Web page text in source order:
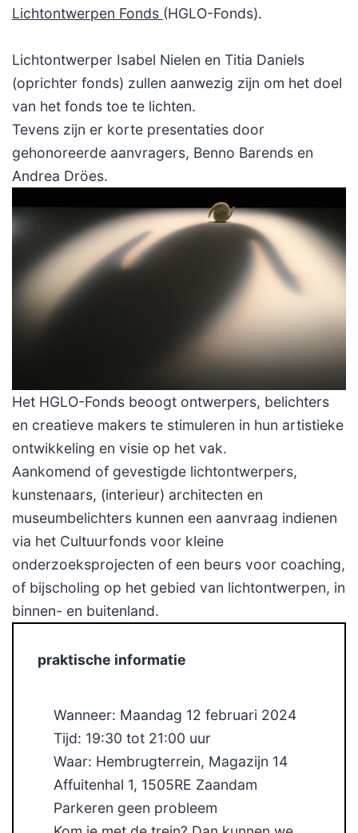
Lichtontwerpen Fonds (HGLO-Fonds).
Lichtontwerper Isabel Nielen en Titia Daniels
(oprichter fonds) zullen aanwezig zijn om het doel
van het fonds toe te lichten.
Tevens zijn er korte presentaties door
gehonoreerde aanvragers, Benno Barends en
Andrea Dröes.
Het HGLO-Fonds beoogt ontwerpers, belichters
en creatieve makers te stimuleren in hun artistieke
ontwikkeling en visie op het vak.
Aankomend of gevestigde lichtontwerpers,
kunstenaars, (interieur) architecten en
museumbelichters kunnen een aanvraag indienen
via het Cultuurfonds voor kleine
onderzoeksprojecten of een beurs voor coaching,
of bijscholing op het gebied van lichtontwerpen, in
binnen- en buitenland.
praktische informatie
Wanneer: Maandag 12 februari 2024
Tijd: 19:30 tot 21:00 uur
Waar: Hembrugterrein, Magazijn 14
Affuitenhal 1, 1505RE Zaandam
Parkeren geen probleem